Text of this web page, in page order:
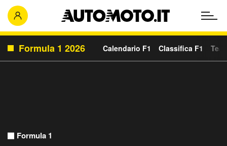
Formula 1 2026 Calendario F1 Classifica F1
Formula 1